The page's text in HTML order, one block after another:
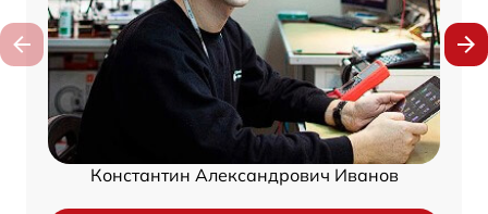
Константин Александрович Иванов